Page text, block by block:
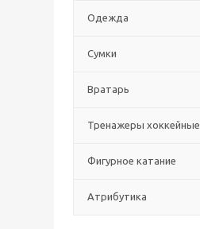
Одежда
Сумки
Вратарь
Тренажеры хоккейные
Фигурное катание
Атрибутика